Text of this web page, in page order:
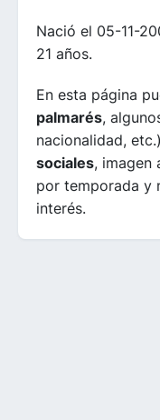
Nació el 05-11-
21 años.
En esta página
palmarés,
nacionalidad,
sociales, imagen
por temporada y
interés.